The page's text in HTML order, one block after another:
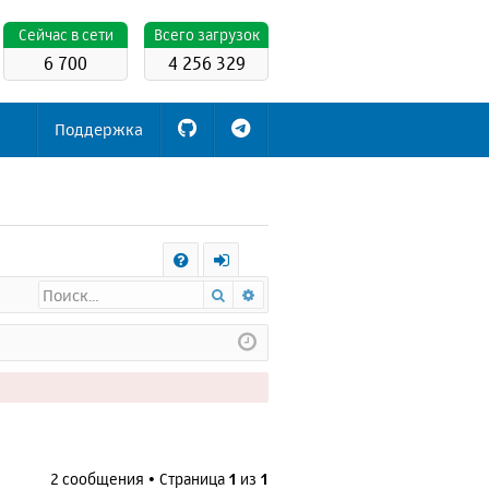
Всего загрузок
4 256 329
Cейчас в сети
6 700
Поддержка
Q
х
о
д
Поиск
2 сообщения • Страница 1 из 1